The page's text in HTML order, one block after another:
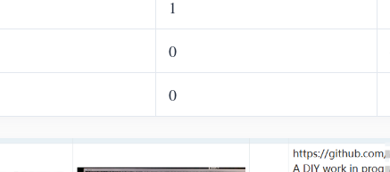
1
0
0